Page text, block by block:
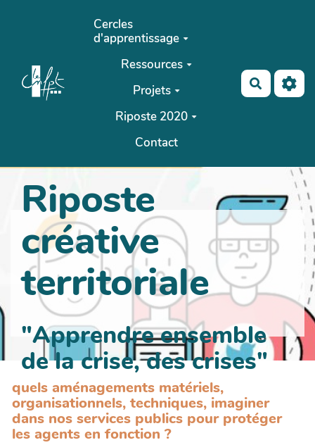
Aller au contenu principal
Cercles
d'apprentissage
Ressources
Projets
Riposte 2020
Contact
Riposte
créative
territoriale
"Apprendre ensemble
de la crise, des crises"
quels aménagements matériels,
organisationnels, techniques, imaginer
dans nos services publics pour protéger
les agents en fonction ?